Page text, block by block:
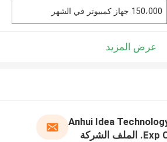
150،000 جهاز كمبيوتر في الشهر
عرض المزيد
Anhui Idea
Exp Co., Ltd. الملف الشركة